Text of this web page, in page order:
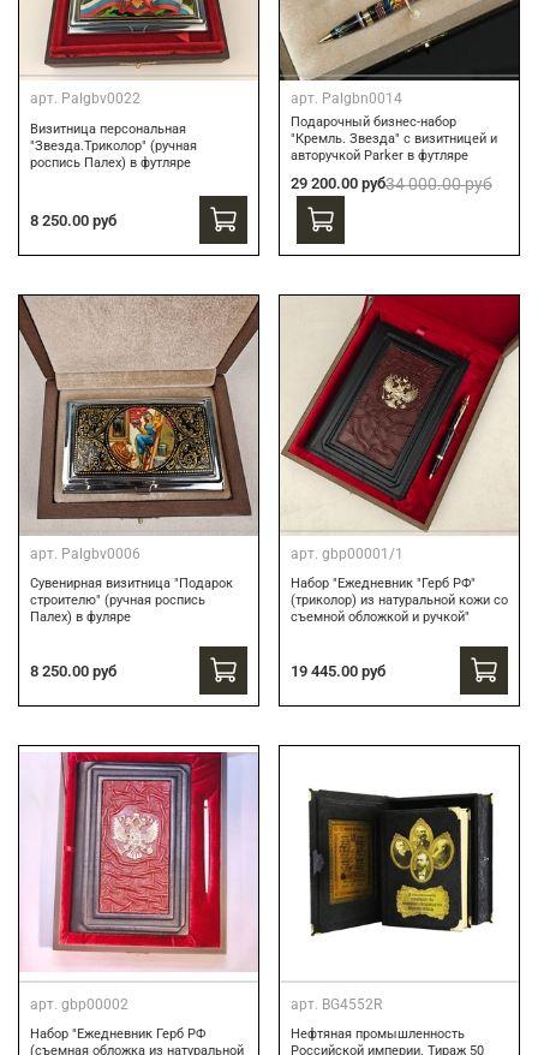
арт. Palgbv0022
Визитница персональная
"Звезда.Триколор" (ручная
роспись Палех) в футляре
8 250.00 руб
арт. Palgbn0014
Подарочный бизнес-набор
"Кремль. Звезда" с визитницей и
авторучкой Parker в футляре
29 200.00 руб34 000.00 руб
арт. Palgbv0006
Сувенирная визитница "Подарок
строителю" (ручная роспись
Палех) в фуляре
8 250.00 руб
арт. gbp00001/1
Набор "Ежедневник "Герб РФ"
(триколор) из натуральной кожи со
съемной обложкой и ручкой"
19 445.00 руб
арт. gbp00002
Набор "Ежедневник Герб РФ
(съемная обложка из натуральной
арт. BG4552R
Нефтяная промышленность
Российской империи. Тираж 50